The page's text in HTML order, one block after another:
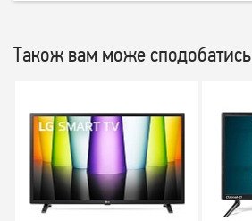
Також вам може сподобатись